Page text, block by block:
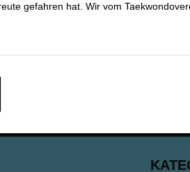
gefahren hat. Wir vom